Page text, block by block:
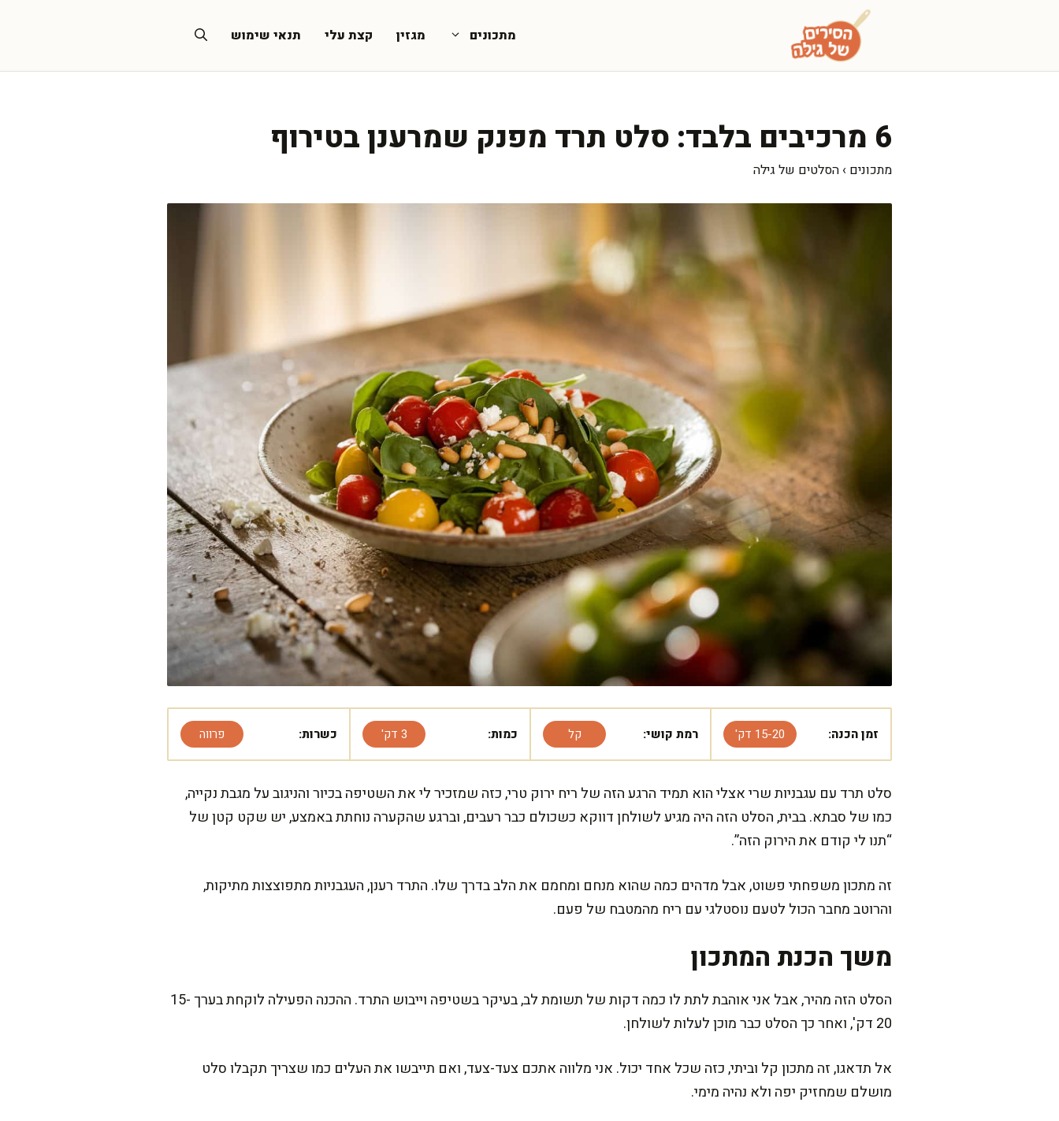
מתכונים מגזין קצת עלי תנאי שימוש
6 מרכיבים בלבד: סלט תרד מפנק שמרענן בטירוף
מתכונים › הסלטים של גילה
זמן הכנה: 15-20 דק' רמת קושי: קל כמות: 3 דק' כשרות: פרווה
סלט תרד עם עגבניות שרי אצלי הוא תמיד הרגע הזה של ריח ירוק טרי, כזה שמזכיר לי את השטיפה בכיור והניגוב על מגבת נקייה,
כמו של סבתא. בבית, הסלט הזה היה מגיע לשולחן דווקא כשכולם כבר רעבים, וברגע שהקערה נוחתת באמצע, יש שקט קטן של
“תנו לי קודם את הירוק הזה”.
זה מתכון משפחתי פשוט, אבל מדהים כמה שהוא מנחם ומחמם את הלב בדרך שלו. התרד רענן, העגבניות מתפוצצות מתיקות,
והרוטב מחבר הכול לטעם נוסטלגי עם ריח מהמטבח של פעם.
משך הכנת המתכון
הסלט הזה מהיר, אבל אני אוהבת לתת לו כמה דקות של תשומת לב, בעיקר בשטיפה וייבוש התרד. ההכנה הפעילה לוקחת בערך 15-
20 דק', ואחר כך הסלט כבר מוכן לעלות לשולחן.
אל תדאגו, זה מתכון קל וביתי, כזה שכל אחד יכול. אני מלווה אתכם צעד-צעד, ואם תייבשו את העלים כמו שצריך תקבלו סלט
מושלם שמחזיק יפה ולא נהיה מימי.